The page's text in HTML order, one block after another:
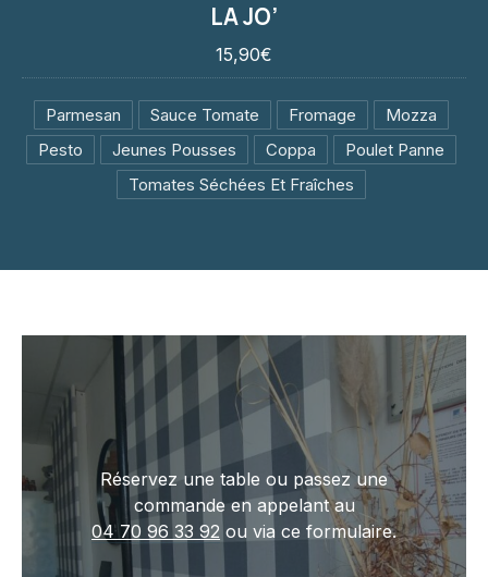
LA JO’
15,90€
Parmesan Sauce Tomate Fromage
Mozza
Pesto
Jeunes Pousses Coppa
Poulet Panne
Tomates Séchées Et Fraîches
Réservez une table ou passez une
commande en appelant au
04 70 96 33 92 ou via ce formulaire.